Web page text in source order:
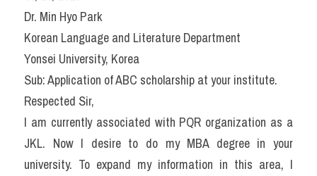
Dr. Min Hyo Park
Korean Language and Literature Department
Yonsei University, Korea
Sub: Application of ABC scholarship at your institute.
Respected Sir,
I am currently associated with PQR organization as a
JKL. Now I desire to do my MBA degree in your
university. To expand my information in this area, I